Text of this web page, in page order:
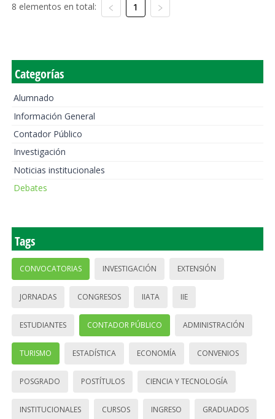
8 elementos en total: 1
Categorías
Alumnado
Información General
Contador Público
Investigación
Noticias institucionales
Debates
Tags
CONVOCATORIAS INVESTIGACIÓN EXTENSIÓN
JORNADAS CONGRESOS IIATA IIE
ESTUDIANTES CONTADOR PÚBLICO ADMINISTRACIÓN
TURISMO ESTADÍSTICA ECONOMÍA CONVENIOS
POSGRADO POSTÍTULOS CIENCIA Y TECNOLOGÍA
INSTITUCIONALES CURSOS INGRESO GRADUADOS